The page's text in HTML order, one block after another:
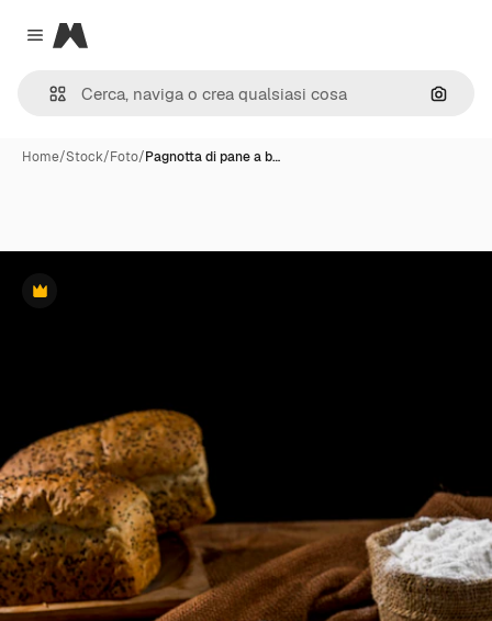
Close menu
Magnific
Cerca
Home/Stock/Foto/Pagnotta di pane a b…
Premium